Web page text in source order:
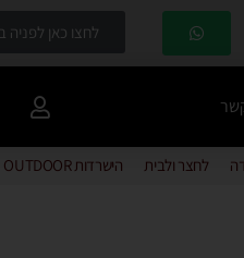
לחצו כאן לפניה
לחצר ולבית הישרדות OUTDOOR